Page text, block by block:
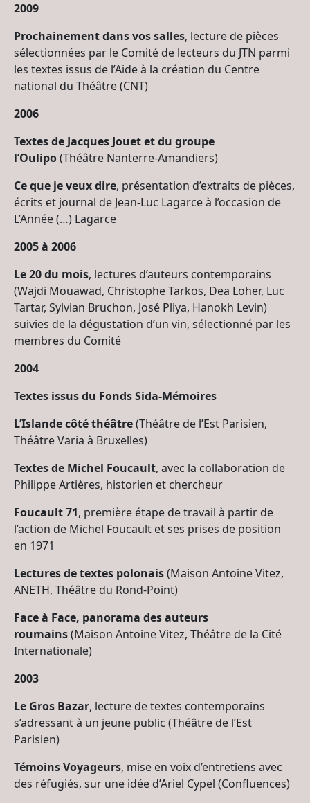
2009
Prochainement dans vos salles, lecture de pièces
sélectionnées par le Comité de lecteurs du JTN parmi
les textes issus de l’Aide à la création du Centre
national du Théâtre (CNT)
2006
Textes de Jacques Jouet et du groupe
l’Oulipo(Théâtre Nanterre-Amandiers)
Ce que je veux dire, présentation d’extraits de pièces,
écrits et journal de Jean-Luc Lagarce à l’occasion de
L’Année (…) Lagarce
2005 à 2006
Le 20 du mois, lectures d’auteurs contemporains
(Wajdi Mouawad, Christophe Tarkos, Dea Loher, Luc
Tartar, Sylvian Bruchon, José Pliya, Hanokh Levin)
suivies de la dégustation d’un vin, sélectionné par les
membres du Comité
2004
Textes issus du Fonds Sida-Mémoires
L’Islande côté théâtre(Théâtre de l’Est Parisien,
Théâtre Varia à Bruxelles)
Textes de Michel Foucault, avec la collaboration de
Philippe Artières, historien et chercheur
Foucault 71, première étape de travail à partir de
l’action de Michel Foucault et ses prises de position
en 1971
Lectures de textes polonais(Maison Antoine Vitez,
ANETH, Théâtre du Rond-Point)
Face à Face, panorama des auteurs
roumains(Maison Antoine Vitez, Théâtre de la Cité
Internationale)
2003
Le Gros Bazar, lecture de textes contemporains
s’adressant à un jeune public (Théâtre de l’Est
Parisien)
Témoins Voyageurs, mise en voix d’entretiens avec
des réfugiés, sur une idée d’Ariel Cypel (Confluences)